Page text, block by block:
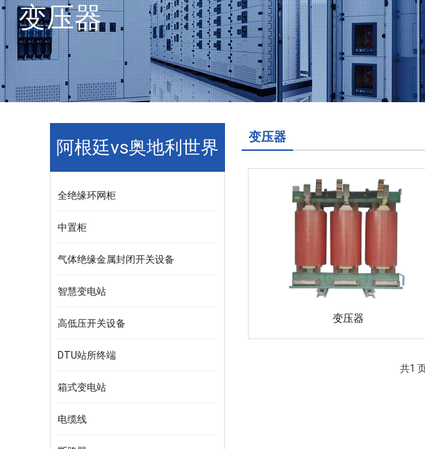
变压器
阿根廷vs奥地利世界
全绝缘环网柜
中置柜
气体绝缘金属封闭开关设备
智慧变电站
高低压开关设备
DTU站所终端
箱式变电站
电缆线
变压器
变压器
共1